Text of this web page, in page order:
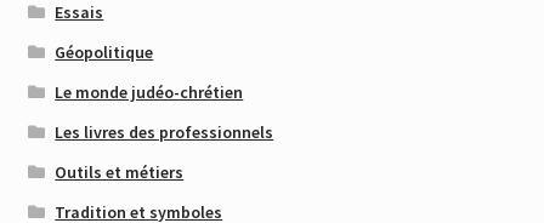
Essais
Géopolitique
Le monde judéo-chrétien
Les livres des professionnels
Outils et métiers
Tradition et symboles